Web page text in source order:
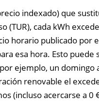
indexado) que
(TUR), cada kWh
horario publicado por
esa hora. Esto puede
ejemplo, un domingo
renovable el
(incluso acercarse a 0